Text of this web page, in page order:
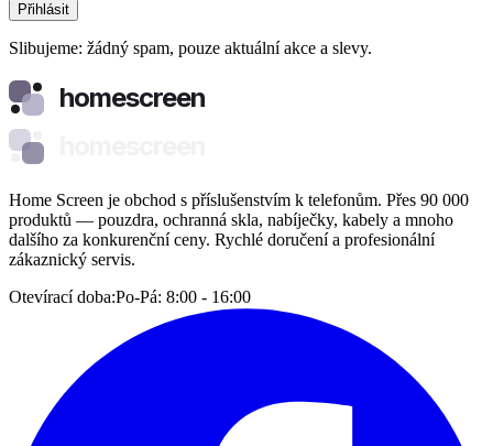
Přihlásit
Slibujeme: žádný spam, pouze aktuální akce a slevy.
homescreen
Home Screen je obchod s příslušenstvím k telefonům. Přes 90 000
produktů — pouzdra, ochranná skla, nabíječky, kabely a mnoho
dalšího za konkurenční ceny. Rychlé doručení a profesionální
zákaznický servis.
Otevírací doba:Po-Pá: 8:00 - 16:00